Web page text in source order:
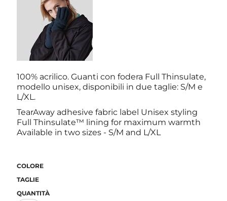
100% acrilico. Guanti con fodera Full Thinsulate,
modello unisex, disponibili in due taglie: S/M e
L/XL.
TearAway adhesive fabric label Unisex styling
Full Thinsulate™ lining for maximum warmth
Available in two sizes - S/M and L/XL
COLORE
TAGLIE
QUANTITÀ